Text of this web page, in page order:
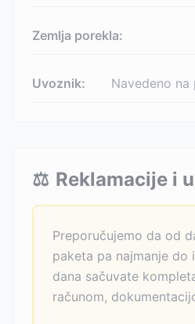
Zemlja porekla:
Uvoznik: Navedeno
⚖️ Reklamacije i
Preporučujemo da od
paketa pa najmanje do
dana sačuvate
računom,